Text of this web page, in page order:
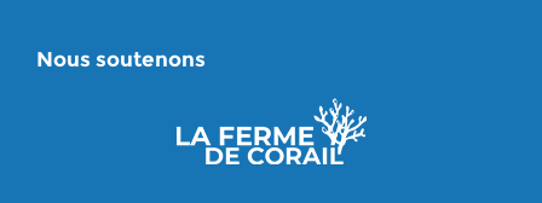
Nous soutenons